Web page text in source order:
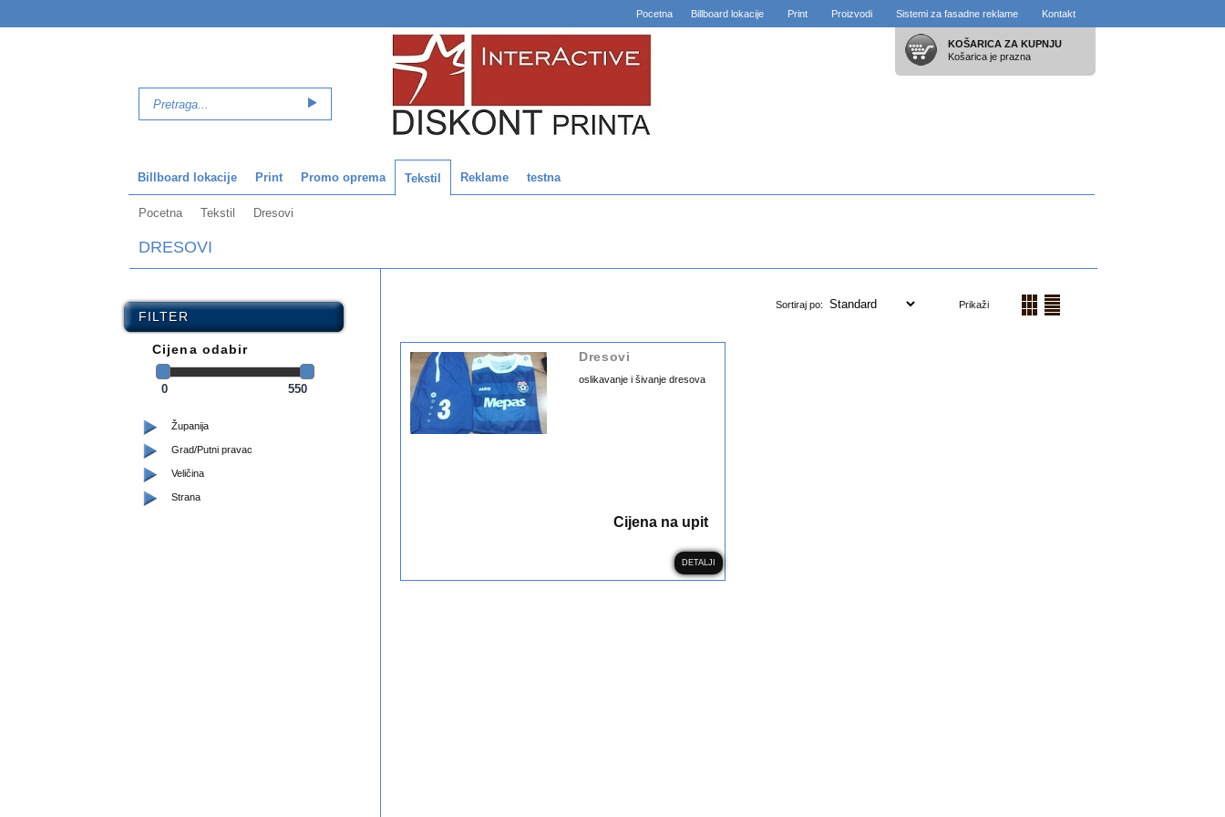
Pocetna Billboard lokacije Print Proizvodi Sistemi za fasadne reklame Kontakt
KOŠARICA ZA KUPNJU
Košarica je prazna
Billboard lokacije Print Promo oprema Tekstil Reklame testna
FILTER
Cijena odabir
Županija
Grad/Putni pravac
Veličina
Strana
Pocetna Tekstil Dresovi
DRESOVI
Prikaži
Sortiraj po:
Dresovi
oslikavanje i šivanje dresova
Cijena na upit
DETALJI